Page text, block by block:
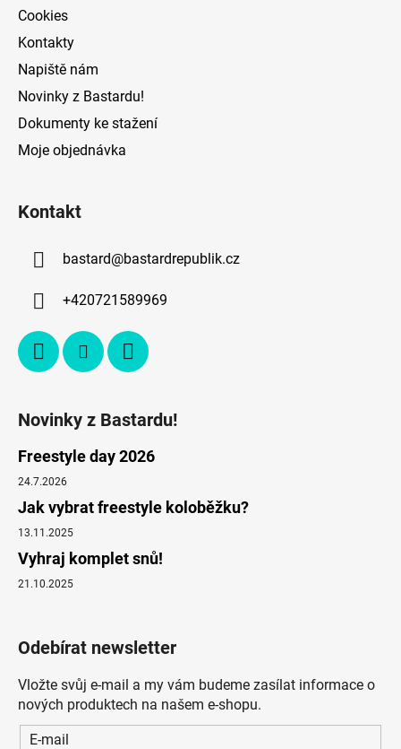
Cookies
Kontakty
Napiště nám
Novinky z Bastardu!
Dokumenty ke stažení
Moje objednávka
Kontakt
bastard@bastardrepublik.cz
+420721589969
Novinky z Bastardu!
Freestyle day 2026
24.7.2026
Jak vybrat freestyle koloběžku?
13.11.2025
Vyhraj komplet snů!
21.10.2025
Odebírat newsletter
Vložte svůj e-mail a my vám budeme zasílat informace o
nových produktech na našem e-shopu.
E-mail